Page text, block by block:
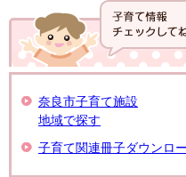
奈良市子育て施設
地域で探す
子育て関連冊子ダウンロ